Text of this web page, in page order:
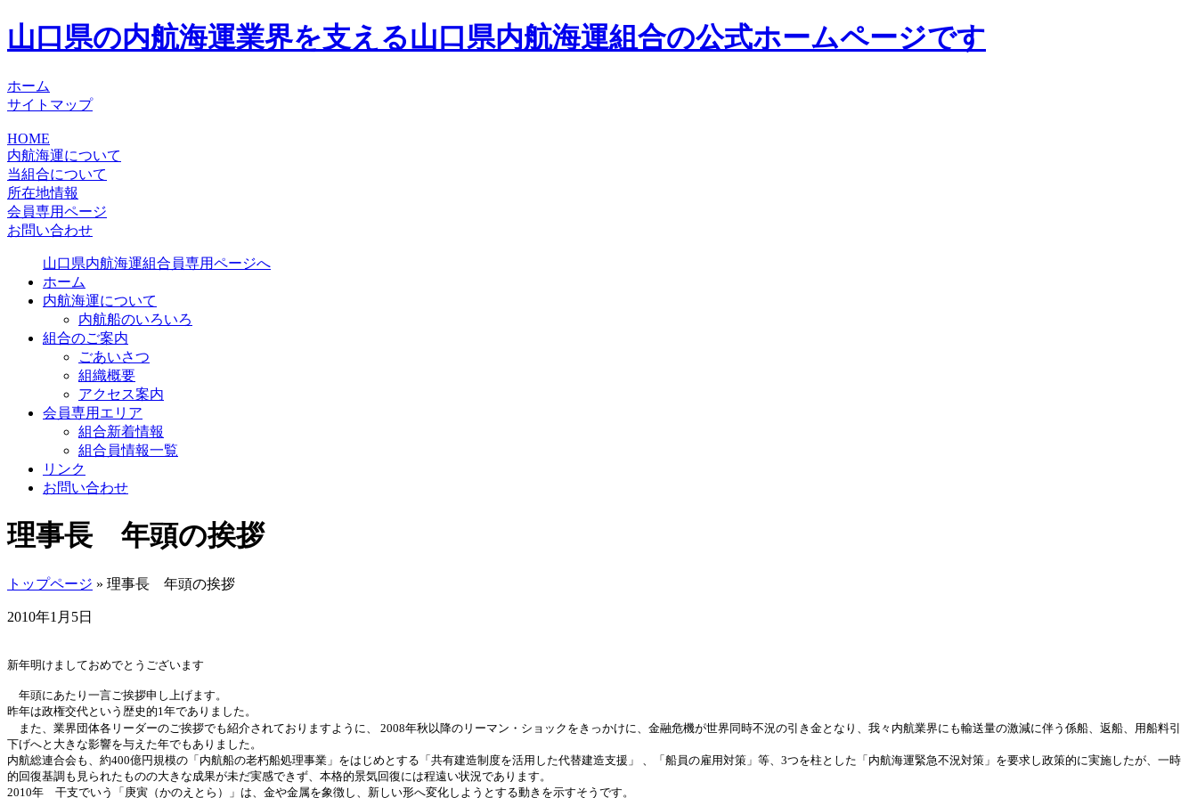
山口県の内航海運業界を支える山口県内航海運組合の公式ホームページです
ホーム
サイトマップ
HOME
内航海運について
当組合について
所在地情報
会員専用ページ
お問い合わせ
山口県内航海運組合員専用ページへ
ホーム
内航海運について
内航船のいろいろ
組合のご案内
ごあいさつ
組織概要
アクセス案内
会員専用エリア
組合新着情報
組合員情報一覧
リンク
お問い合わせ
理事長 年頭の挨拶
トップページ » 理事長 年頭の挨拶
2010年1月5日
新年明けましておめでとうございます
年頭にあたり一言ご挨拶申し上げます。
昨年は政権交代という歴史的1年でありました。
また、業界団体各リーダーのご挨拶でも紹介されておりますように、
2008年秋以降のリーマン・ショックをきっかけに、金融危機が世界同時不況の引き金となり、我々内航業界にも輸送量の激減に伴う 係船、返船、用船料引
下げへと大きな影響を与えた年でもありました。
内航総連合会も、約400億円規模の「内航船の老朽船処理事業」をはじめとする「共有建造制度を活用した代替建造支援」
、「船員の雇用対策」等、3つを柱とした「内航海運緊急不況対策」を要求し政策的に実施したが、一時
的回復基調も見られたものの大きな成果が未だ実感できず、本格的景気回復には程遠い状況であります 。
2010年 干支でいう「庚寅（かのえとら）」は、金や金属を象徴し、新しい形へ変化しようとする動きを示すそうです。